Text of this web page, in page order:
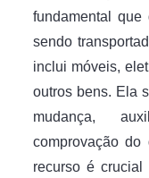
fundamental
sendo
inclui móveis,
outros bens. Ela
mudança,
comprovação do
recurso é crucial